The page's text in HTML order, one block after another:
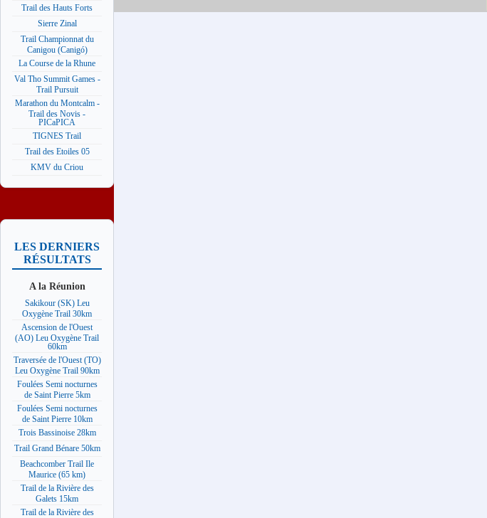
Trail des Hauts Forts
Sierre Zinal
Trail Championnat du
Canigou (Canigó)
La Course de la Rhune
Val Tho Summit Games -
Trail Pursuit
Marathon du Montcalm -
Trail des Novis -
PICaPICA
TIGNES Trail
Trail des Etoiles 05
KMV du Criou
LES DERNIERS
RÉSULTATS
A la Réunion
Sakikour (SK) Leu
Oxygène Trail 30km
Ascension de l'Ouest
(AO) Leu Oxygène Trail
60km
Traversée de l'Ouest (TO)
Leu Oxygène Trail 90km
Foulées Semi nocturnes
de Saint Pierre 5km
Foulées Semi nocturnes
de Saint Pierre 10km
Trois Bassinoise 28km
Trail Grand Bénare 50km
Beachcomber Trail Ile
Maurice (65 km)
Trail de la Rivière des
Galets 15km
Trail de la Rivière des